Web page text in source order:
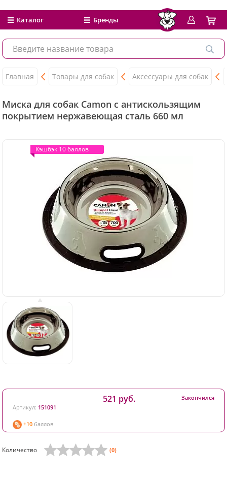
Каталог Бренды
Главная Товары для собак Аксессуары для собак
Миска для собак Camon с антискользящим
покрытием нержавеющая сталь 660 мл
Кэшбэк 10 баллов
Кэшбэк 10 баллов
Артикул: 151091
+10 баллов
521 руб. Закончился
Количество (0)